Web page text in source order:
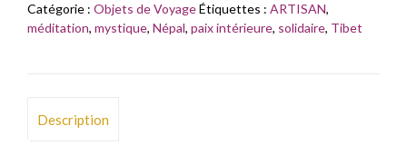
Catégorie : Objets de VoyageÉtiquettes : ARTISAN,
méditation, mystique, Népal, paix intérieure, solidaire, Tibet
Description